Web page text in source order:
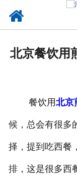
北京餐饮用
餐饮用北京
候，总会有很多
择，提到吃西餐
排，这是很多西